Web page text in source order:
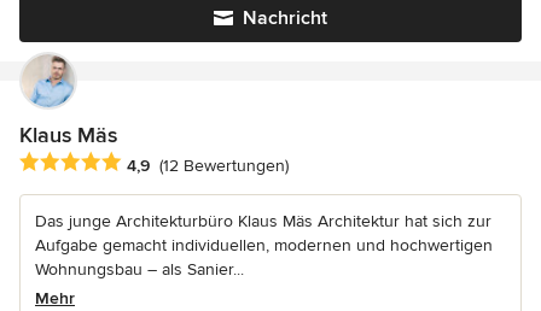
Nachricht
Klaus Mäs
Durchschnittliche Bewertung: 4.9 von 5 Sternen
4,9 (12 Bewertungen)
Das junge Architekturbüro Klaus Mäs Architektur hat sich zur
Aufgabe gemacht individuellen, modernen und hochwertigen
Wohnungsbau – als Sanier...
Mehr